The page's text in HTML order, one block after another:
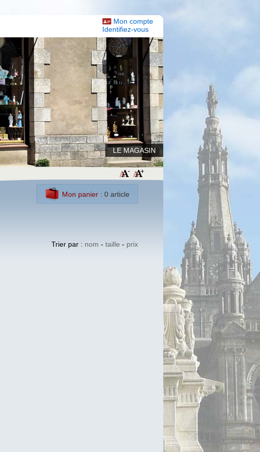
LE MAGASIN
Mon compte
Identifiez-vous
Mon panier : 0 article
Trier par : nom - taille - prix